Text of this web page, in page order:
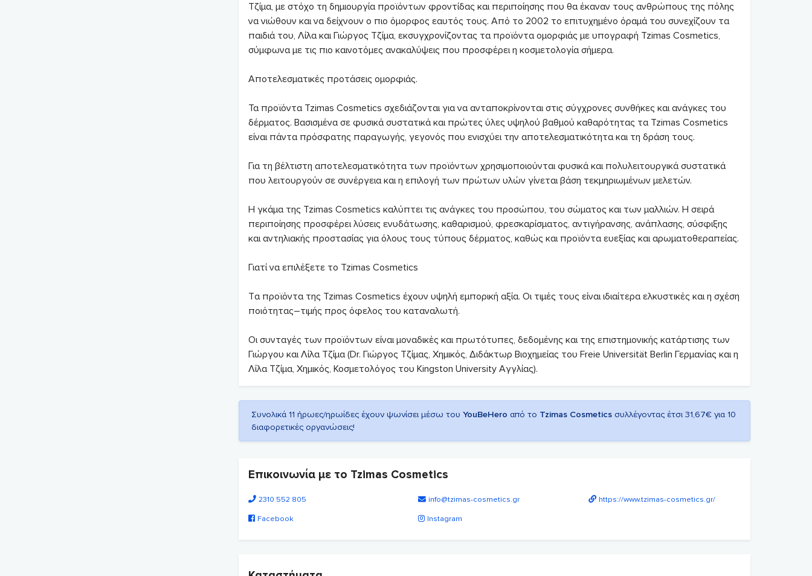
Τζίμα, με στόχο τη δημιουργία προϊόντων φροντίδας και περιποίησης που θα έκαναν τους ανθρώπους της πόλης
να νιώθουν και να δείχνουν ο πιο όμορφος εαυτός τους. Από το 2002 το επιτυχημένο όραμά του συνεχίζουν τα
παιδιά του, Λίλα και Γιώργος Τζίμα, εκσυγχρονίζοντας τα προϊόντα ομορφιάς με υπογραφή Tzimas Cosmetics,
σύμφωνα με τις πιο καινοτόμες ανακαλύψεις που προσφέρει η κοσμετολογία σήμερα.
Αποτελεσματικές προτάσεις ομορφιάς.
Τα προϊόντα Tzimas Cosmetics σχεδιάζονται για να ανταποκρίνονται στις σύγχρονες συνθήκες και ανάγκες του
δέρματος. Βασισμένα σε φυσικά συστατικά και πρώτες ύλες υψηλού βαθμού καθαρότητας τα Tzimas Cosmetics
είναι πάντα πρόσφατης παραγωγής, γεγονός που ενισχύει την αποτελεσματικότητα και τη δράση τους.
Για τη βέλτιστη αποτελεσματικότητα των προϊόντων χρησιμοποιούνται φυσικά και πολυλειτουργικά συστατικά
που λειτουργούν σε συνέργεια και η επιλογή των πρώτων υλών γίνεται βάση τεκμηριωμένων μελετών.
Η γκάμα της Tzimas Cosmetics καλύπτει τις ανάγκες του προσώπου, του σώματος και των μαλλιών. Η σειρά
περιποίησης προσφέρει λύσεις ενυδάτωσης, καθαρισμού, φρεσκαρίσματος, αντιγήρανσης, ανάπλασης, σύσφιξης
και αντηλιακής προστασίας για όλους τους τύπους δέρματος, καθώς και προϊόντα ευεξίας και αρωματοθεραπείας.
Γιατί να επιλέξετε το Tzimas Cosmetics
Tα προϊόντα της Tzimas Cosmetics έχουν υψηλή εμπορική αξία. Οι τιμές τους είναι ιδιαίτερα ελκυστικές και η σχέση
ποιότητας–τιμής προς όφελος του καταναλωτή.
Οι συνταγές των προϊόντων είναι μοναδικές και πρωτότυπες, δεδομένης και της επιστημονικής κατάρτισης των
Γιώργου και Λίλα Τζίμα (Dr. Γιώργος Τζίμας, Χημικός, Διδάκτωρ Βιοχημείας του Freie Universität Berlin Γερμανίας και η
Λίλα Τζίμα, Χημικός, Κοσμετολόγος του Kingston University Αγγλίας).
Συνολικά 11 ήρωες/ηρωίδες έχουν ψωνίσει μέσω του YouBeHero από το Tzimas Cosmeticsσυλλέγοντας έτσι 31,67€ για 10
διαφορετικές οργανώσεις!
Επικοινωνία με το Tzimas Cosmetics
2310 552 805 info@tzimas-cosmetics.gr
https://www.tzimas-cosmetics.gr/
Facebook
Instagram